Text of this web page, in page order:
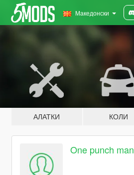
Македонски
АЛАТКИ КОЛИ
One punch man